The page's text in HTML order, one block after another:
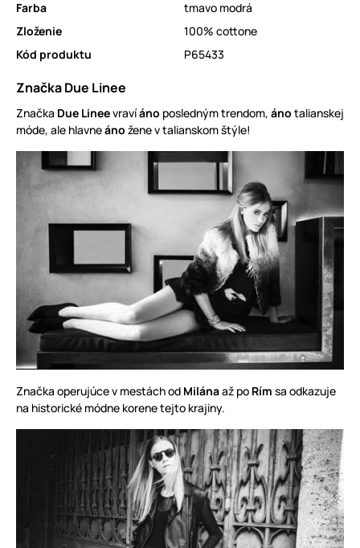
Farba
tmavo modrá
Zloženie
100% cottone
Kód produktu
P65433
Značka Due Linee
Značka Due Lineevravíáno posledným trendom, áno talianskej
móde, ale hlavneáno žene v talianskom štýle!
Značka operujúce v mestách od Milánaaž po Rím sa odkazuje
na historické módne korene tejto krajiny.